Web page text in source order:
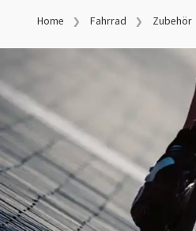
Home Fahrrad Zubehör